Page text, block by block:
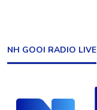
NH GOOI RADIO LIVE